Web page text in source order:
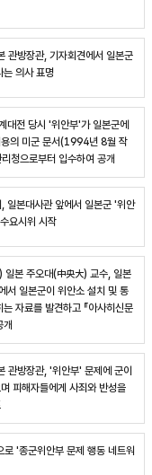
관방장관, 기자회견에서 일본군
는 의사 표명
대전 당시 '위안부'가 일본군에
용의 미군 문서(1994년 8월 작
청으로부터 입수하여 공개
일본대사관 앞에서 일본군 '위안
요시위 시작
일본 주오대(中央大) 교수, 일본
서 일본군이 위안소 설치 및 통
자료를 발견하고 『아사히신문
개
관방장관, '위안부' 문제에 군이
피해자들에게 사죄와 반성을
'종군위안부 문제 행동 네트워